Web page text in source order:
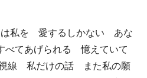
は私を 愛するしかない あな
べてあげられる 憶えていて
線 私だけの話 また私の願